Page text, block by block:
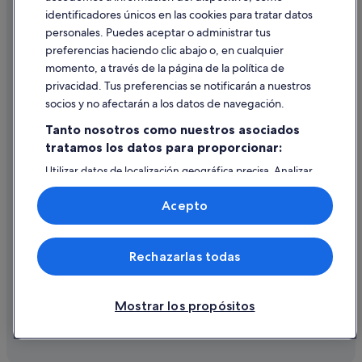
Ayuda
Cancelar un vuelo
Cancelar una reserva de hotel o de un alquiler vacacional
Utilizar un cupón de Expedia
Documentos para viajes internacionales
© 2026 Expedia, Inc., una empresa de Expedia Group. Todos los
derechos reservados. Expedia y el logotipo de Expedia son marcas
comerciales o marcas comerciales registradas de Expedia, Inc.
identificadores únicos en las cookies para tratar datos
personales. Puedes aceptar o administrar tus
preferencias haciendo clic abajo o, en cualquier
momento, a través de la página de la política de
privacidad. Tus preferencias se notificarán a nuestros
socios y no afectarán a los datos de navegación.
Tanto nosotros como nuestros asociados
tratamos los datos para proporcionar:
Utilizar datos de localización geográfica precisa. Analizar
activamente las características del dispositivo para su
identificación. Almacenar la información en un dispositivo
y/o acceder a ella. Publicidad y contenido personalizados,
medición de publicidad y contenido, investigación de
audiencia y desarrollo de servicios.
Lista de asociados (proveedores)
Mostrar los propósitos
Rechazarlas todas
Acepto